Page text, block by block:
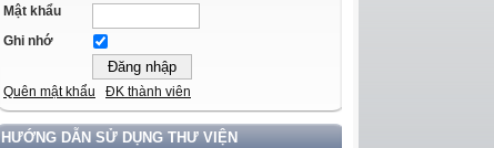
Mật khẩu
Ghi nhớ
Quên mật khẩu ĐK thành viên
HƯỚNG DẪN SỬ DỤNG THƯ VIỆN